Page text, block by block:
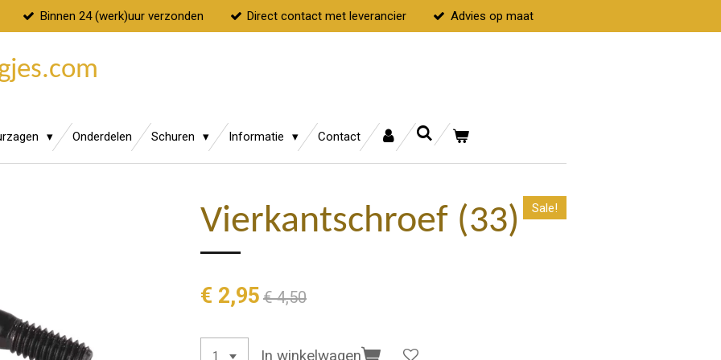
Binnen 24 (werk)uur verzonden Direct contact met leverancier Advies op maat
Onderdelen Schuren Informatie Contact
Vierkantschroef (33) Sale!
€ 2,95 € 4,50
In winkelwagen